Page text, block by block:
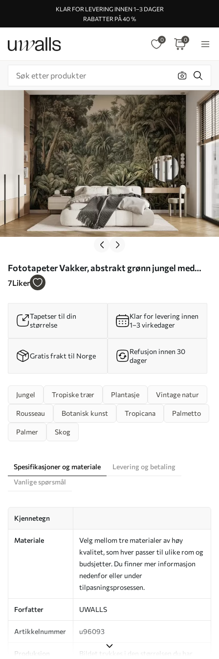
KLAR FOR LEVERING INNEN 1–3 DAGER
RABATTER PÅ 40 %
0 0
Fototapeter Vakker, abstrakt grønn jungel med
tropiske blader Nr. u96093
7Liker
Tapetser til din
størrelse
Klar for levering innen
1–3 virkedager
Gratis frakt til Norge
Refusjon innen 30
dager
Jungel Tropiske trær Plantasje Vintage natur
Rousseau Botanisk kunst Tropicana Palmetto
Palmer Skog
Spesifikasjoner og materiale
Levering og betaling
Vanlige spørsmål
Kjennetegn
Materiale
Velg mellom tre materialer av høy
kvalitet, som hver passer til ulike rom og
budsjetter. Du finner mer informasjon
nedenfor eller under
tilpasningsprosessen.
Forfatter UWALLS
Artikkelnummer u96093
Produksjon
Bildet trykkes i den størrelsen du har